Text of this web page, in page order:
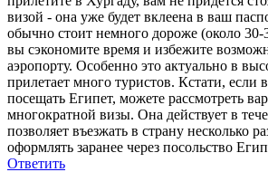
визой - она уже будет вклеена в ваш
обычно стоит немного дороже (около 30-
вы сэкономите время и избежите
аэропорту. Особенно это актуально в
прилетает много туристов. Кстати, если
посещать Египет, можете рассмотреть
многократной визы. Она действует в
позволяет въезжать в страну несколько
оформлять заранее через посольство
Ответить